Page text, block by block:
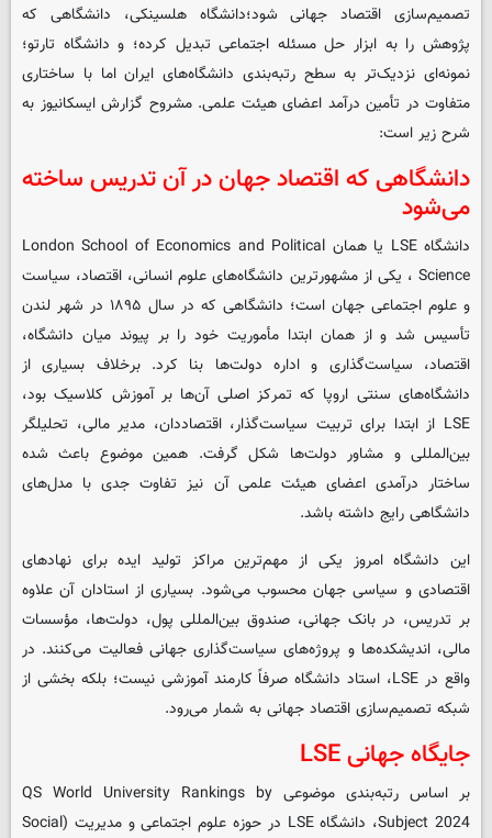
تصمیم‌سازی اقتصاد جهانی شود؛دانشگاه هلسینکی، دانشگاهی که
پژوهش را به ابزار حل مسئله اجتماعی تبدیل کرده؛ و دانشگاه تارتو؛
نمونه‌ای نزدیک‌تر به سطح رتبه‌بندی دانشگاه‌های ایران اما با ساختاری
متفاوت در تأمین درآمد اعضای هیئت علمی. مشروح گزارش ایسکانیوز به
شرح زیر است:
دانشگاهی که اقتصاد جهان در آن تدریس ساخته
می‌شود
دانشگاه LSE یا همان London School of Economics and Political
Science ، یکی از مشهورترین دانشگاه‌های علوم انسانی، اقتصاد، سیاست
و علوم اجتماعی جهان است؛ دانشگاهی که در سال ۱۸۹۵ در شهر لندن
تأسیس شد و از همان ابتدا مأموریت خود را بر پیوند میان دانشگاه،
اقتصاد، سیاست‌گذاری و اداره دولت‌ها بنا کرد. برخلاف بسیاری از
دانشگاه‌های سنتی اروپا که تمرکز اصلی آن‌ها بر آموزش کلاسیک بود،
LSE از ابتدا برای تربیت سیاست‌گذار، اقتصاددان، مدیر مالی، تحلیلگر
بین‌المللی و مشاور دولت‌ها شکل گرفت. همین موضوع باعث شده
ساختار درآمدی اعضای هیئت علمی آن نیز تفاوت جدی با مدل‌های
دانشگاهی رایج داشته باشد.
این دانشگاه امروز یکی از مهم‌ترین مراکز تولید ایده برای نهادهای
اقتصادی و سیاسی جهان محسوب می‌شود. بسیاری از استادان آن علاوه
بر تدریس، در بانک جهانی، صندوق بین‌المللی پول، دولت‌ها، مؤسسات
مالی، اندیشکده‌ها و پروژه‌های سیاست‌گذاری جهانی فعالیت می‌کنند. در
واقع در LSE، استاد دانشگاه صرفاً کارمند آموزشی نیست؛ بلکه بخشی از
شبکه تصمیم‌سازی اقتصاد جهانی به شمار می‌رود.
جایگاه جهانی LSE
بر اساس رتبه‌بندی موضوعی QS World University Rankings by
Subject 2024، دانشگاه LSE در حوزه علوم اجتماعی و مدیریت (Social